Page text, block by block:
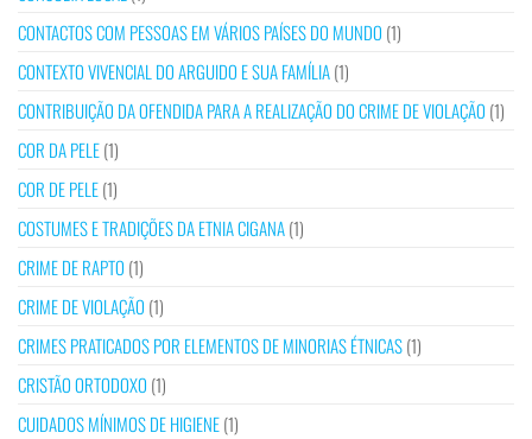
CONTACTOS COM PESSOAS EM VÁRIOS PAÍSES DO MUNDO (1)
CONTEXTO VIVENCIAL DO ARGUIDO E SUA FAMÍLIA(1)
CONTRIBUIÇÃO DA OFENDIDA PARA A REALIZAÇÃO DO CRIME DE VIOLAÇÃO (1)
COR DA PELE(1)
COR DE PELE(1)
COSTUMES E TRADIÇÕES DA ETNIA CIGANA(1)
CRIME DE RAPTO (1)
CRIME DE VIOLAÇÃO (1)
CRIMES PRATICADOS POR ELEMENTOS DE MINORIAS ÉTNICAS(1)
CRISTÃO ORTODOXO (1)
CUIDADOS MÍNIMOS DE HIGIENE(1)